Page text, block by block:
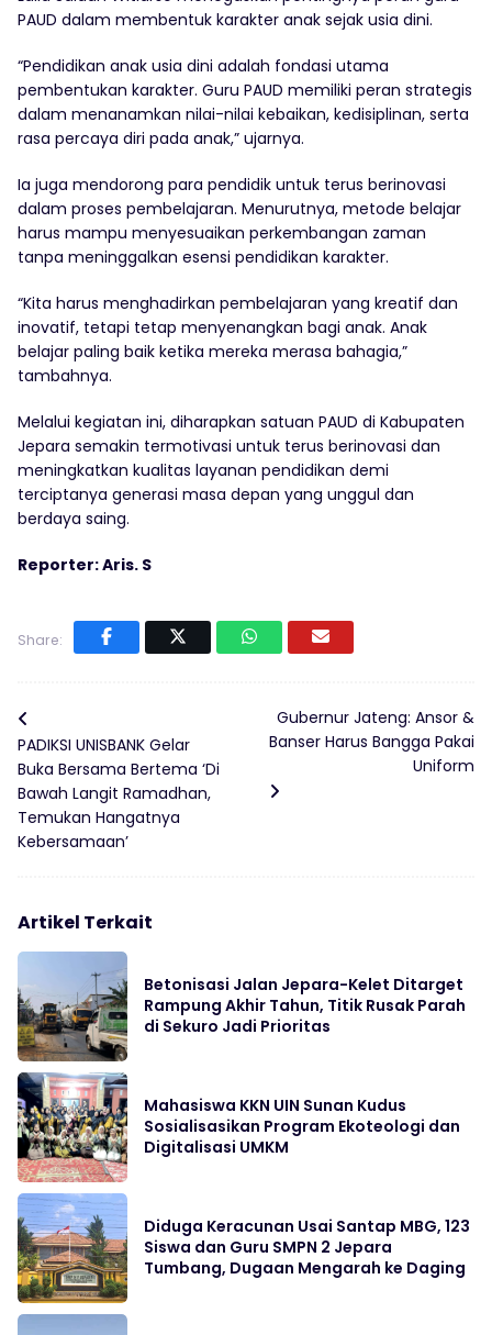
PAUD dalam membentuk karakter anak sejak usia dini.
“Pendidikan anak usia dini adalah fondasi utama
pembentukan karakter. Guru PAUD memiliki peran strategis
dalam menanamkan nilai-nilai kebaikan, kedisiplinan, serta
rasa percaya diri pada anak,” ujarnya.
Ia juga mendorong para pendidik untuk terus berinovasi
dalam proses pembelajaran. Menurutnya, metode belajar
harus mampu menyesuaikan perkembangan zaman
tanpa meninggalkan esensi pendidikan karakter.
“Kita harus menghadirkan pembelajaran yang kreatif dan
inovatif, tetapi tetap menyenangkan bagi anak. Anak
belajar paling baik ketika mereka merasa bahagia,”
tambahnya.
Melalui kegiatan ini, diharapkan satuan PAUD di Kabupaten
Jepara semakin termotivasi untuk terus berinovasi dan
meningkatkan kualitas layanan pendidikan demi
terciptanya generasi masa depan yang unggul dan
berdaya saing.
Reporter: Aris. S
Share:
PADIKSI UNISBANK Gelar
Buka Bersama Bertema ‘Di
Bawah Langit Ramadhan,
Temukan Hangatnya
Kebersamaan’
Gubernur Jateng: Ansor &
Banser Harus Bangga Pakai
Uniform
Artikel Terkait
Betonisasi Jalan Jepara-Kelet Ditarget
Rampung Akhir Tahun, Titik Rusak Parah
di Sekuro Jadi Prioritas
Mahasiswa KKN UIN Sunan Kudus
Sosialisasikan Program Ekoteologi dan
Digitalisasi UMKM
Diduga Keracunan Usai Santap MBG, 123
Siswa dan Guru SMPN 2 Jepara
Tumbang, Dugaan Mengarah ke Daging